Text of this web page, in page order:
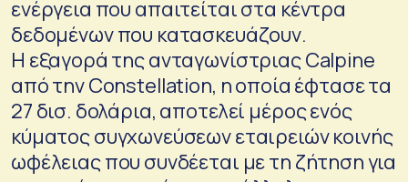
ενέργεια που απαιτείται στα κέντρα
δεδομένων που κατασκευάζουν.
Η εξαγορά της ανταγωνίστριας Calpine
από την Constellation, η οποία έφτασε τα
27 δισ. δολάρια, αποτελεί μέρος ενός
κύματος συγχωνεύσεων εταιρειών κοινής
ωφέλειας που συνδέεται με τη ζήτηση για